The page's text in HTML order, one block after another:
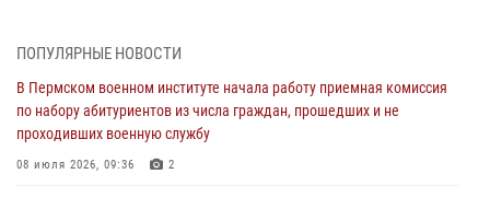
Командование и личный состав Пермского военного института
Росгвардии поздравили сотрудника с Юбилеем
10 июля 2026, 12:28 2
ПОПУЛЯРНЫЕ НОВОСТИ
В Пермском военном институте начала работу приемная комиссия
по набору абитуриентов из числа граждан, прошедших и не
проходивших военную службу
08 июля 2026, 09:36 2